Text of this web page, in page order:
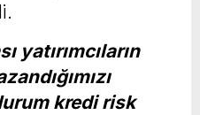
yatırımcıların
kredi risk